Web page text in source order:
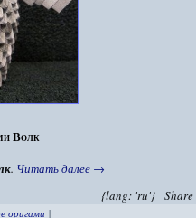
Волк
. Читать далее →
Share
{lang: 'ru'}
оригами |